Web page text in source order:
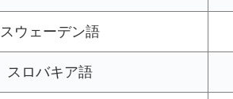
スウェーデン語
スロバキア語